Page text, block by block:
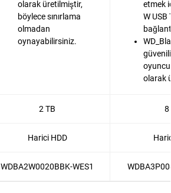
olarak üretilmiştir,
böylece sınırlama
olmadan
oynayabilirsiniz.
etmek
W USB
olarak
2 TB 8
Harici HDD
WDBA2W0020BBK-WES1